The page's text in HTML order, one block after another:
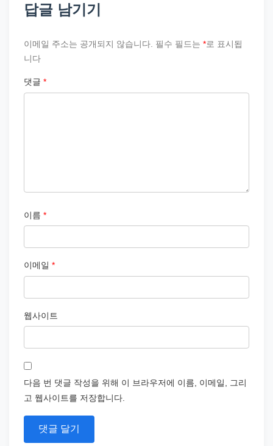
답글 남기기
이메일 주소는 공개되지 않습니다. 필수 필드는 *로 표시됩
니다
댓글 *
이름 *
이메일 *
웹사이트
다음 번 댓글 작성을 위해 이 브라우저에 이름, 이메일, 그리
고 웹사이트를 저장합니다.